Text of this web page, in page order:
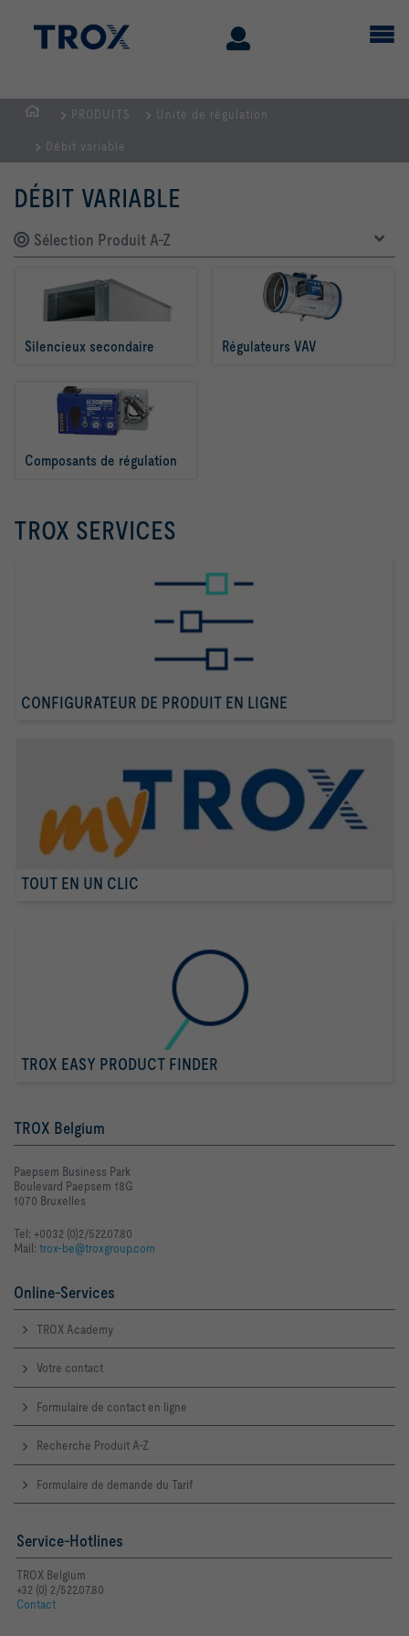
d'accueil
PRODUITS Unité de régulation
Débit variable
DÉBIT VARIABLE
Sélection Produit A-Z
Silencieux secondaire Régulateurs VAV
Composants de régulation
TROX SERVICES
CONFIGURATEUR DE PRODUIT EN LIGNE
TOUT EN UN CLIC
TROX EASY PRODUCT FINDER
TROX Belgium
Paepsem Business Park
Boulevard Paepsem 18G
1070 Bruxelles
Tel: +0032 (0)2/522.07.80
Mail: trox-be@troxgroup.com
Online-Services
TROX Academy
Votre contact
Formulaire de contact en ligne
Recherche Produit A-Z
Formulaire de demande du Tarif
Service-Hotlines
TROX Belgium
+32 (0) 2/522.07.80
Contact